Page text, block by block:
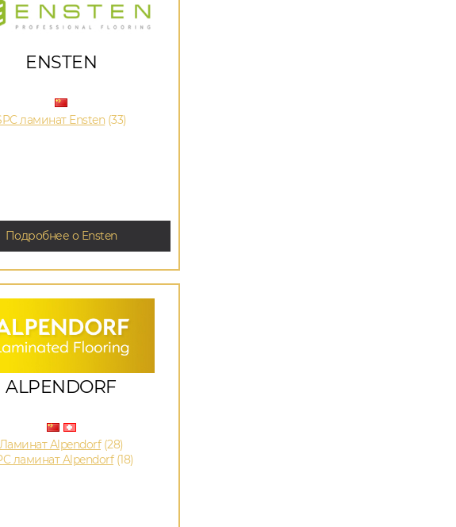
ENSTEN
ламинат Ensten(33)
Подробнее о Ensten
ALPENDORF
Ламинат Alpendorf(28)
ламинат Alpendorf(18)